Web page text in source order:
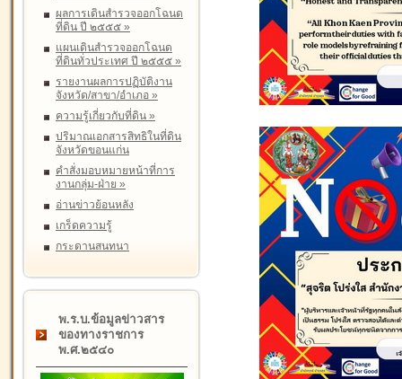
ผลการเดินสำรวจออกโฉนด
ที่ดิน ปี ๒๕๕๕ »
แผนเดินสำรวจออกโฉนด
ที่ดินทั่วประเทศ ปี ๒๕๕๕ »
รายงานผลการปฏิบัติงาน
จังหวัด/สาขา/อำเภอ »
ความรู้เกี่ยวกับที่ดิน »
ปริมาณเอกสารสิทธิในที่ดิน
จังหวัดขอนแก่น
คำสั่งมอบหมายหน้าที่การ
งานกลุ่ม-ฝ่าย »
อ่านข่าวย้อนหลัง
เกร็ดความรู้
กระดานสนทนา
พ.ร.บ.ข้อมูลข่าวสาร
ของทางราชการ
พ.ศ.๒๕๔๐